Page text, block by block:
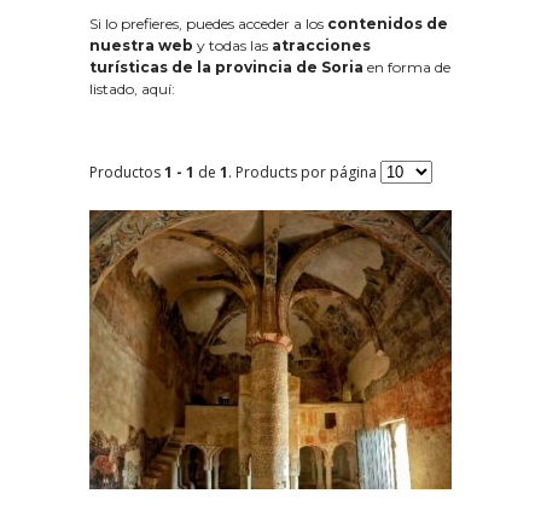
Si lo prefieres, puedes acceder a los contenidos de
nuestra web y todas las atracciones
turísticas de la provincia de Soria en forma de
listado, aquí:
Productos1 - 1 de 1. Products por página